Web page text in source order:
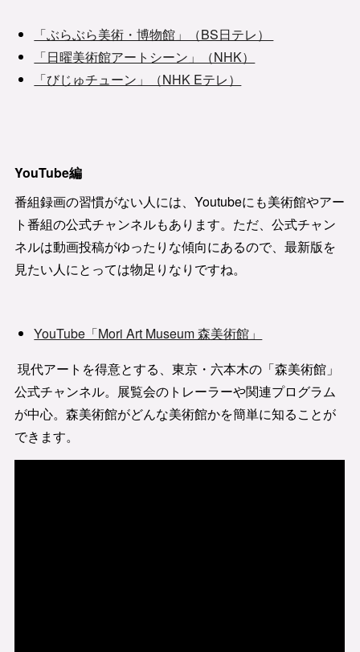
「ぶらぶら美術・博物館」（BS日テレ）
「日曜美術館アートシーン」（NHK）
「びじゅチューン」（NHK Eテレ）
YouTube編
番組録画の習慣がない人には、Youtubeにも美術館やアー
ト番組の公式チャンネルもあります。ただ、公式チャン
ネルは動画投稿がゆったりな傾向にあるので、最新版を
見たい人にとっては物足りなりですね。
YouTube「Mori Art Museum 森美術館」
現代アートを得意とする、東京・六本木の「森美術館」
公式チャンネル。展覧会のトレーラーや関連プログラム
が中心。森美術館がどんな美術館かを簡単に知ることが
できます。